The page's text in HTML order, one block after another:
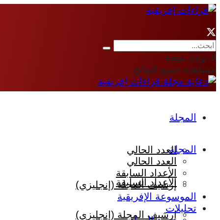
لا توجد نتيجة
مشاهدة جميع النتائج
المجلة
العدد الحالي
الأعداد السابقة
إرشيف المجلة (إنجليزي)
المجلة
العدد الحالي
الأعداد السابقة
إرشيف المجلة (إنجليزي)
الموسوعة الإفريقية
تحليلات